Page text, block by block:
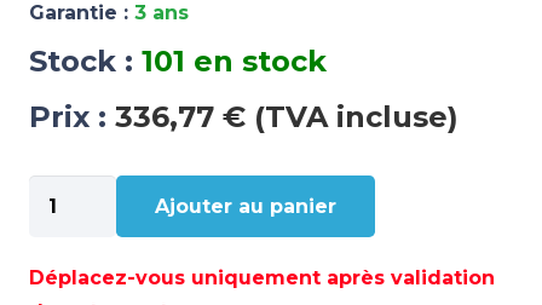
Garantie : 3 ans
Stock : 101 en stock
Prix : 336,77 € (TVA incluse)
quantité
de
EAU
Ajouter au panier
Déplacez-vous uniquement après validation